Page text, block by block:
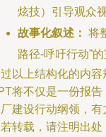
炫技）引导观众视
故事化叙述： 将
路径-呼吁行动”
以上结构化的内
将不仅是一份报
建设行动纲领，有
转载，请注明出处